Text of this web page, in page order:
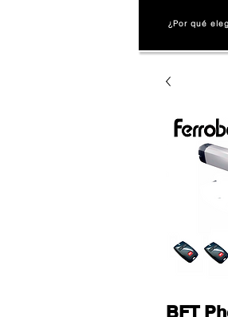
¿Por qué
BFT